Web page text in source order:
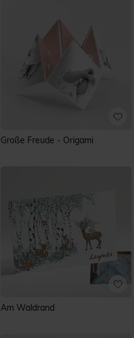
Große Freude - Origami
Am Waldrand